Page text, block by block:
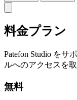
料金プラン
Patefon Studio をサ
ルへのアクセスを
無料